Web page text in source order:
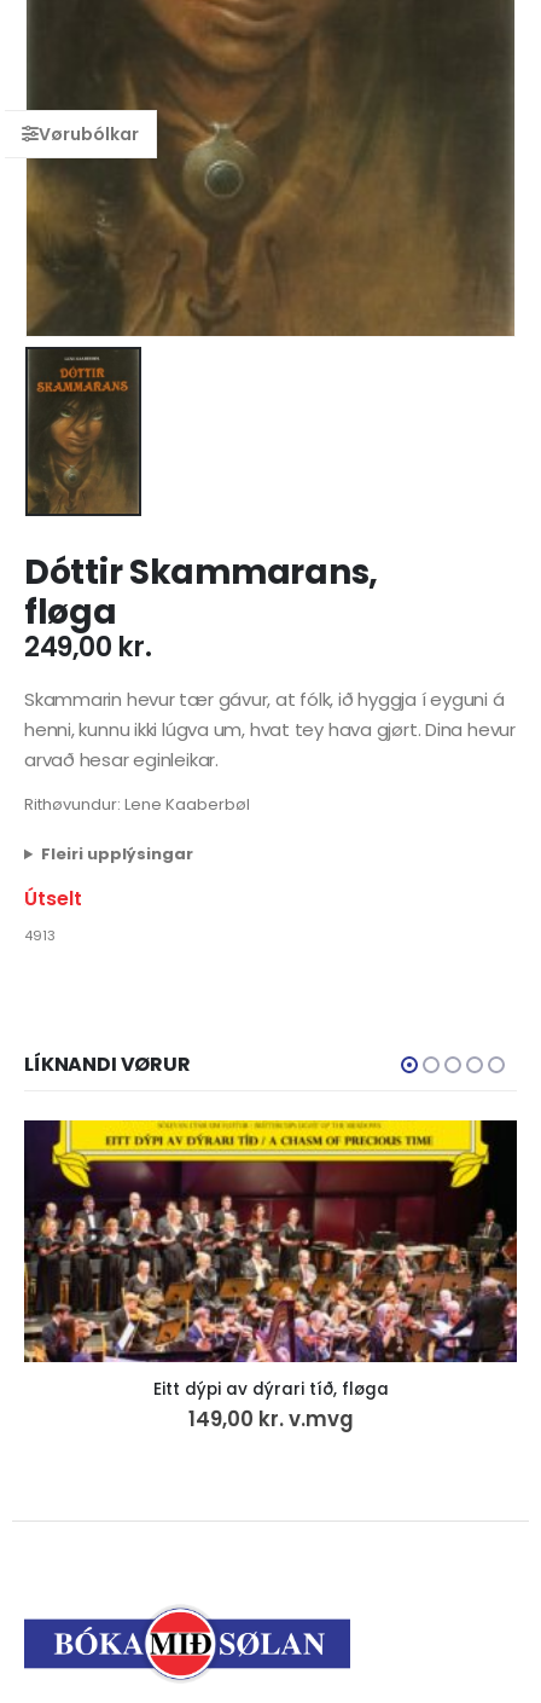
Dóttir Skammarans,
fløga
249,00 kr.
Skammarin hevur tær gávur, at fólk, ið hyggja í eyguni á
henni, kunnu ikki lúgva um, hvat tey hava gjørt. Dina hevur
arvað hesar eginleikar.
Rithøvundur: Lene Kaaberbøl
Fleiri upplýsingar
Útselt
4913
LÍKNANDI VØRUR
rura, rura · impressions · in a field
199,00